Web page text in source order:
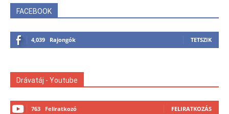
FACEBOOK
4,039 Rajongók TETSZIK
Drávatáj - Youtube
763 Feliratkozó FELIRATKOZÁS